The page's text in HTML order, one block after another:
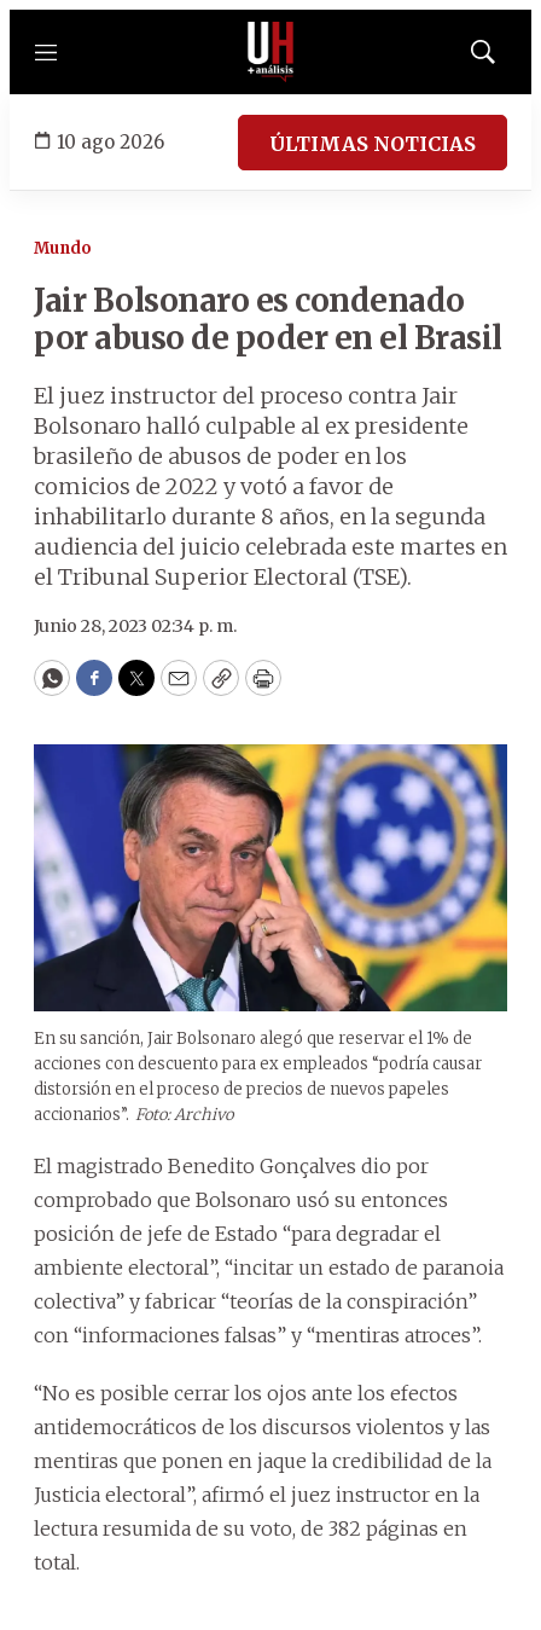
Menú
Mostrar
10 ago 2026 ÚLTIMAS NOTICIAS
Mundo
Jair Bolsonaro es condenado
por abuso de poder en el Brasil
El juez instructor del proceso contra Jair
Bolsonaro halló culpable al ex presidente
brasileño de abusos de poder en los
comicios de 2022 y votó a favor de
inhabilitarlo durante 8 años, en la segunda
audiencia del juicio celebrada este martes en
el Tribunal Superior Electoral (TSE).
Junio 28, 2023 02:34 p. m.
WhatsApp
Facebook
Twitter
EmailCopyPrint
En su sanción, Jair Bolsonaro alegó que reservar el 1% de
acciones con descuento para ex empleados “podría causar
distorsión en el proceso de precios de nuevos papeles
accionarios”. Foto: Archivo
El magistrado Benedito Gonçalves dio por
comprobado que Bolsonaro usó su entonces
posición de jefe de Estado “para degradar el
ambiente electoral”, “incitar un estado de paranoia
colectiva” y fabricar “teorías de la conspiración”
con “informaciones falsas” y “mentiras atroces”.
“No es posible cerrar los ojos ante los efectos
antidemocráticos de los discursos violentos y las
mentiras que ponen en jaque la credibilidad de la
Justicia electoral”, afirmó el juez instructor en la
lectura resumida de su voto, de 382 páginas en
total.